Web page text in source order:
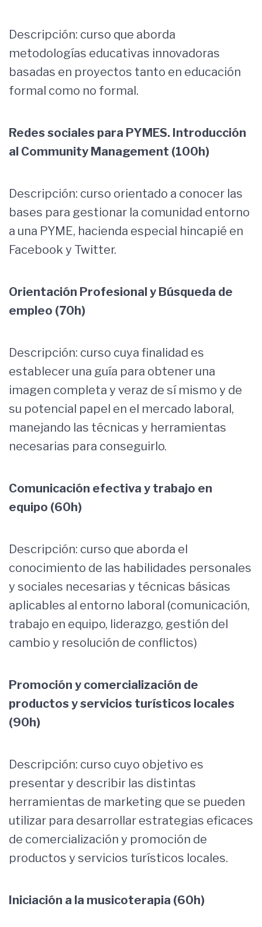
Descripción: curso que aborda
metodologías educativas innovadoras
basadas en proyectos tanto en educación
formal como no formal.
Redes sociales para PYMES. Introducción
al Community Management (100h)
Descripción: curso orientado a conocer las
bases para gestionar la comunidad entorno
a una PYME, hacienda especial hincapié en
Facebook y Twitter.
Orientación Profesional y Búsqueda de
empleo (70h)
Descripción: curso cuya finalidad es
establecer una guía para obtener una
imagen completa y veraz de sí mismo y de
su potencial papel en el mercado laboral,
manejando las técnicas y herramientas
necesarias para conseguirlo.
Comunicación efectiva y trabajo en
equipo (60h)
Descripción: curso que aborda el
conocimiento de las habilidades personales
y sociales necesarias y técnicas básicas
aplicables al entorno laboral (comunicación,
trabajo en equipo, liderazgo, gestión del
cambio y resolución de conflictos)
Promoción y comercialización de
productos y servicios turísticos locales
(90h)
Descripción: curso cuyo objetivo es
presentar y describir las distintas
herramientas de marketing que se pueden
utilizar para desarrollar estrategias eficaces
de comercialización y promoción de
productos y servicios turísticos locales.
Iniciación a la musicoterapia (60h)